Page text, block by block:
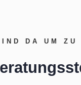
DA UM ZU